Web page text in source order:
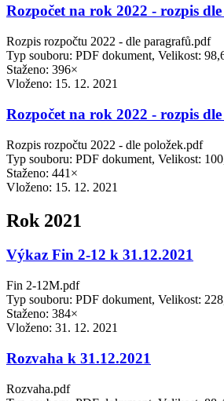
Rozpočet na rok 2022 - rozpis
Rozpis rozpočtu 2022 - dle paragrafů.pdf
Typ souboru: PDF dokument, Velikost:
Staženo: 396×
Vloženo: 15. 12. 2021
Rozpočet na rok 2022 - rozpis
Rozpis rozpočtu 2022 - dle položek.pdf
Typ souboru: PDF dokument, Velikost:
Staženo: 441×
Vloženo: 15. 12. 2021
Rok 2021
Výkaz Fin 2-12 k 31.12.2021
Fin 2-12M.pdf
Typ souboru: PDF dokument, Velikost:
Staženo: 384×
Vloženo: 31. 12. 2021
Rozvaha k 31.12.2021
Rozvaha.pdf